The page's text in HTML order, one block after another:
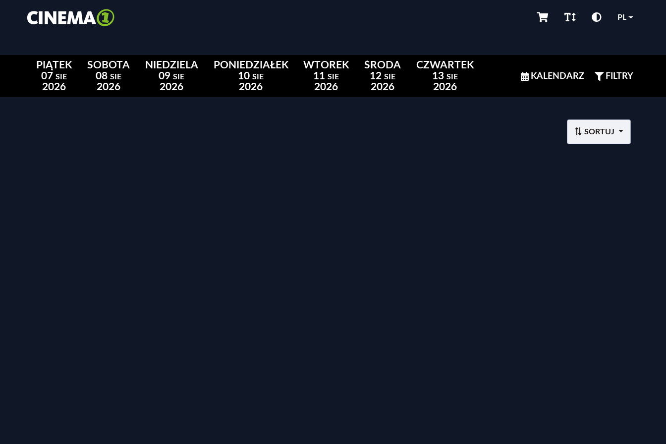
PL
PIĄTEK
07 SIE
2026
SOBOTA
08 SIE
2026
NIEDZIELA
09 SIE
2026
PONIEDZIAŁEK
10 SIE
2026
WTOREK
11 SIE
2026
ŚRODA
12 SIE
2026
CZWARTEK
13 SIE
2026
KALENDARZ FILTRY
SORTUJ